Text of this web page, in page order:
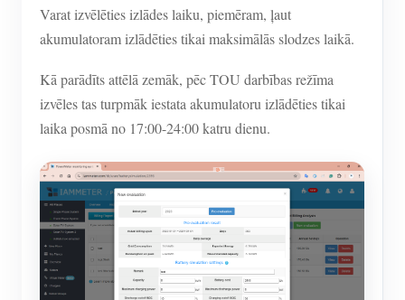
Varat izvēlēties izlādes laiku, piemēram, ļaut
akumulatoram izlādēties tikai maksimālās slodzes laikā.
Kā parādīts attēlā zemāk, pēc TOU darbības režīma
izvēles tas turpmāk iestata akumulatoru izlādēties tikai
laika posmā no 17:00-24:00 katru dienu.